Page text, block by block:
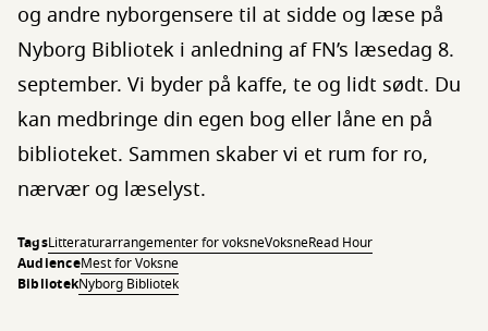
og andre nyborgensere til at sidde og læse på
Nyborg Bibliotek i anledning af FN’s læsedag 8.
september. Vi byder på kaffe, te og lidt sødt. Du
kan medbringe din egen bog eller låne en på
biblioteket. Sammen skaber vi et rum for ro,
nærvær og læselyst.
TagsLitteraturarrangementer for voksneVoksneRead Hour
AudienceMest for Voksne
BibliotekNyborg Bibliotek